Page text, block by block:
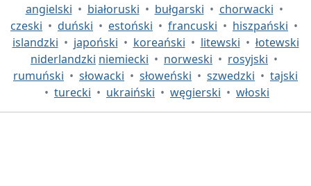
angielski • białoruski • bułgarski • chorwacki •
czeski • duński • estoński • francuski • hiszpański •
islandzki • japoński • koreański • litewski • łotewski
niderlandzki niemiecki • norweski • rosyjski •
rumuński • słowacki • słoweński • szwedzki • tajski
• turecki • ukraiński • węgierski • włoski